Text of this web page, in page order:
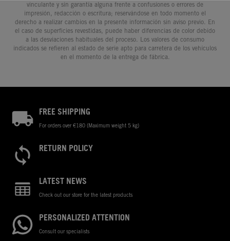
vinculante y sin garantía alguna frente a confusiones o errores de
impresión, redacción o escritura; reservándose en todo momento el
derecho a realizar cambios en la presente información sin aviso previo. En
el caso de superficies revestidas, puede haber diferencias de color debido
a las desviaciones habituales del proceso. Los valores de consumo
indicados se refieren al estado de serie apto para carretera de los vehículos
en el momento de la entrega de fábrica.
FREE SHIPPING
For orders over €180 (Maximum weight 5 kg)
RETURN POLICY
LATEST NEWS
Check out our store for the latest products
PERSONALIZED ATTENTION
Consult our specialists